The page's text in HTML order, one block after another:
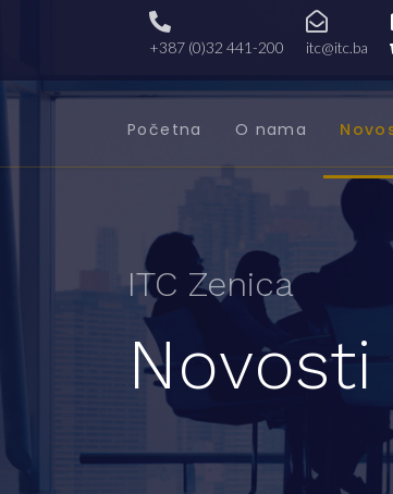
+387 (0)32 441-200 itc@itc.ba
Početna O nama
ITC Zenica